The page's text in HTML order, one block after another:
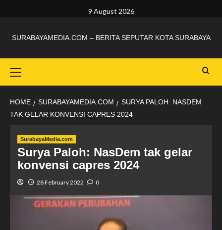
9 August 2026
SURABAYAMEDIA.COM – BERITA SEPUTAR KOTA SURABAYA
HOME SURABAYAMEDIA.COM
SURYA PALOH: NASDEM
TAK GELAR KONVENSI CAPRES 2024
SurabayaMedia.com
Surya Paloh: NasDem tak gelar
konvensi capres 2024
28 February 2022 0